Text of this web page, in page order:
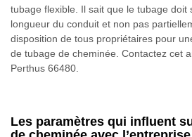
tubage flexible. Il sait que le tubage doit
longueur du conduit et non pas
disposition de tous propriétaires pour
de tubage de cheminée. Contactez cet
Perthus 66480.
Les paramètres qui influent